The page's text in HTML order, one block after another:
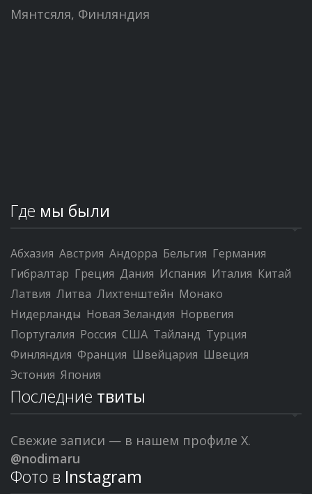
Мянтсяля, Финляндия
Где мы были
Абхазия Австрия Андорра Бельгия Германия
Гибралтар Греция Дания Испания Италия Китай
Латвия Литва Лихтенштейн Монако
Нидерланды Новая Зеландия Норвегия
Португалия Россия США Тайланд Турция
Финляндия Франция Швейцария Швеция
Эстония Япония
Последние твиты
Свежие записи — в нашем профиле X.
@nodimaru
Фото в Instagram